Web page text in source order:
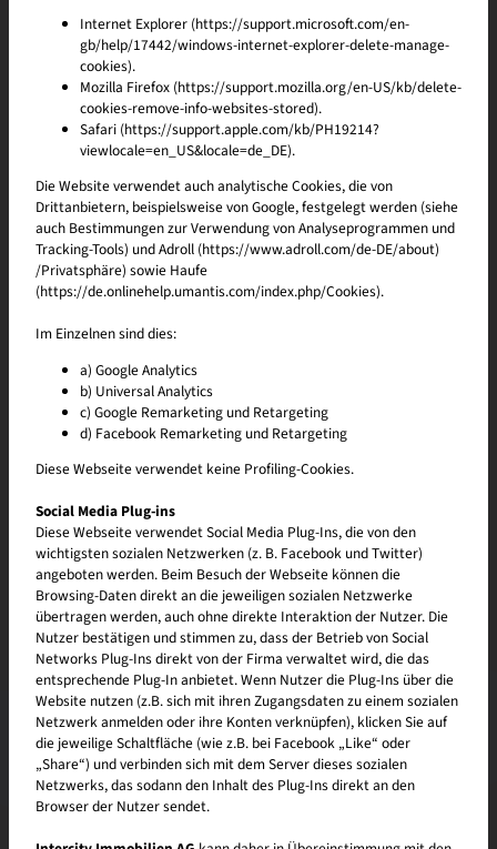
(Bezug voraussichtlich ab 2028)
Ich wünsche mir eine:
Praxisfläche
Bürofläche
Retailfläche
Gastronomiefläche
Atelier
Mein Flächenbedürfnis:
16 m²-2100 m²
Frau Herr
Ich habe dieDatenschutzerklärunggelesen und akzeptiere sie
hiermit.
Absenden
Internet Explorer (https://support.microsoft.com/en-
gb/help/17442/windows-internet-explorer-delete-manage-
cookies).
Mozilla Firefox (https://support.mozilla.org/en-US/kb/delete-
cookies-remove-info-websites-stored).
Safari (https://support.apple.com/kb/PH19214?
viewlocale=en_US&locale=de_DE).
Die Website verwendet auch analytische Cookies, die von
Drittanbietern, beispielsweise von Google, festgelegt werden (siehe
auch Bestimmungen zur Verwendung von Analyseprogrammen und
Tracking-Tools) und Adroll (https://www.adroll.com/de-DE/about)
/Privatsphäre) sowie Haufe
(https://de.onlinehelp.umantis.com/index.php/Cookies).
Im Einzelnen sind dies:
a) Google Analytics
b) Universal Analytics
c) Google Remarketing und Retargeting
d) Facebook Remarketing und Retargeting
Diese Webseite verwendet keine Profiling-Cookies.
Social Media Plug-ins
Diese Webseite verwendet Social Media Plug-Ins, die von den
wichtigsten sozialen Netzwerken (z. B. Facebook und Twitter)
angeboten werden. Beim Besuch der Webseite können die
Browsing-Daten direkt an die jeweiligen sozialen Netzwerke
übertragen werden, auch ohne direkte Interaktion der Nutzer. Die
Nutzer bestätigen und stimmen zu, dass der Betrieb von Social
Networks Plug-Ins direkt von der Firma verwaltet wird, die das
entsprechende Plug-In anbietet. Wenn Nutzer die Plug-Ins über die
Website nutzen (z.B. sich mit ihren Zugangsdaten zu einem sozialen
Netzwerk anmelden oder ihre Konten verknüpfen), klicken Sie auf
die jeweilige Schaltfläche (wie z.B. bei Facebook „Like“ oder
„Share“) und verbinden sich mit dem Server dieses sozialen
Netzwerks, das sodann den Inhalt des Plug-Ins direkt an den
Browser der Nutzer sendet.